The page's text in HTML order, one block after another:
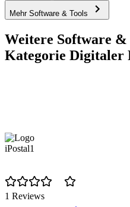
Mehr Software & Tools
Weitere Software &
Kategorie Digitaler
iPostal1
1 Reviews